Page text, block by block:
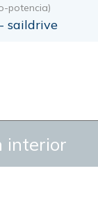
potencia)
saildrive
interior